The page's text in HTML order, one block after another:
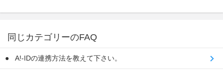
同じカテゴリーのFAQ
A!-IDの連携方法を教えて下さい。